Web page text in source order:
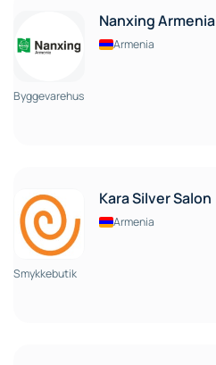
Nanxing Armenia
Armenia
Byggevarehus
Kara Silver Salon
Armenia
Smykkebutik